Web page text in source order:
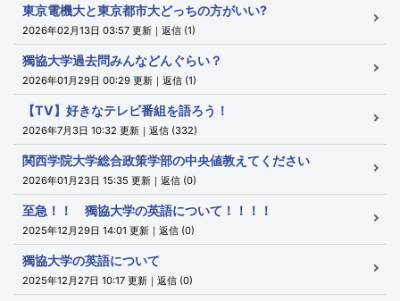
東京電機大と東京都市大どっちの方がいい?
2026年02月13日 03:57 更新｜返信 (1)
獨協大学過去問みんなどんぐらい？
2026年01月29日 00:29 更新｜返信 (1)
【TV】好きなテレビ番組を語ろう！
2026年7月3日 10:32 更新｜返信 (332)
関西学院大学総合政策学部の中央値教えてください
2026年01月23日 15:35 更新｜返信 (0)
至急！！ 獨協大学の英語について！！！！
2025年12月29日 14:01 更新｜返信 (0)
獨協大学の英語について
2025年12月27日 10:17 更新｜返信 (0)